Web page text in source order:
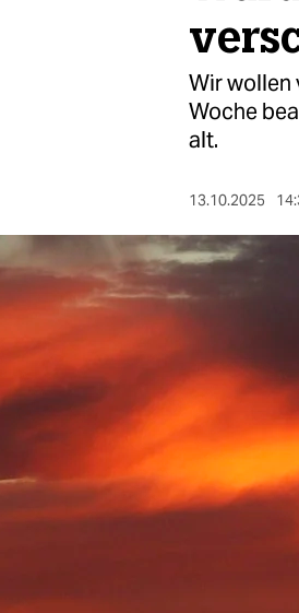
nord
wahrheit
verlag
verlag
veranstaltungen
shop
fragen & hilfe
abo
Wir wollen
Woche
alt.
13.10.2025